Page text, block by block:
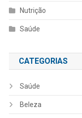
Nutrição
Saúde
CATEGORIAS
Saúde
Beleza